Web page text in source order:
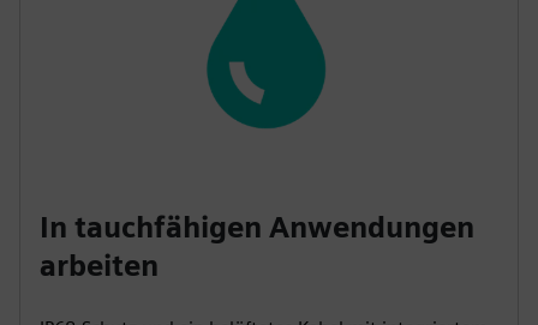
In tauchfähigen Anwendungen
arbeiten